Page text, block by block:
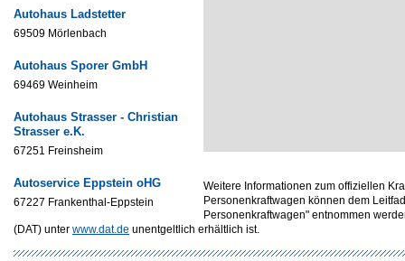
Autohaus Ladstetter
69509 Mörlenbach
Autohaus Sporer GmbH
69469 Weinheim
Autohaus Strasser - Christian
Strasser e.K.
67251 Freinsheim
Autoservice Eppstein oHG
67227 Frankenthal-Eppstein
Weitere Informationen zum offiziellen
Personenkraftwagen können dem
Personenkraftwagen" entnommen
(DAT) unter www.dat.de unentgeltlich erhältlich ist.